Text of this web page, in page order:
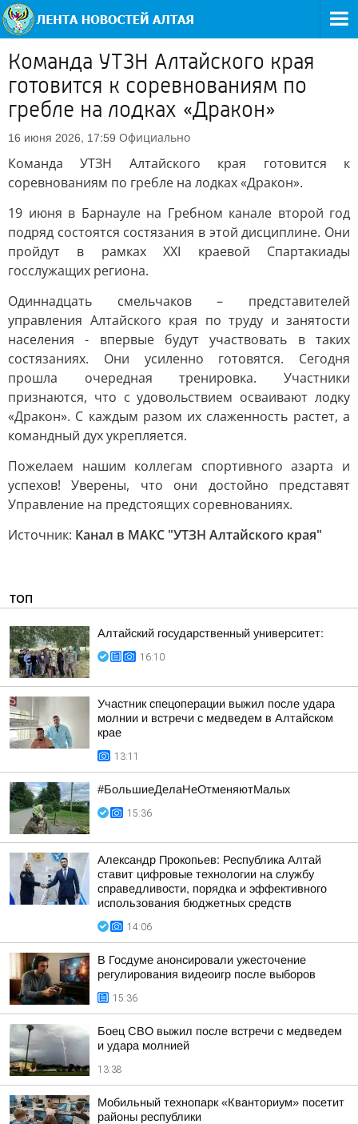
Команда УТЗН Алтайского края
готовится к соревнованиям по
гребле на лодках «Дракон»
16 июня 2026, 17:59 Официально
Команда УТЗН Алтайского края готовится к
соревнованиям по гребле на лодках «Дракон».
19 июня в Барнауле на Гребном канале второй год
подряд состоятся состязания в этой дисциплине. Они
пройдут в рамках ХХI краевой Спартакиады
госслужащих региона.
Одиннадцать смельчаков – представителей
управления Алтайского края по труду и занятости
населения - впервые будут участвовать в таких
состязаниях. Они усиленно готовятся. Сегодня
прошла очередная тренировка. Участники
признаются, что с удовольствием осваивают лодку
«Дракон». С каждым разом их слаженность растет, а
командный дух укрепляется.
Пожелаем нашим коллегам спортивного азарта и
успехов! Уверены, что они достойно представят
Управление на предстоящих соревнованиях.
Источник: Канал в МАКС "УТЗН Алтайского края"
ТОП
Алтайский государственный университет:
16:10
Участник спецоперации выжил после удара
молнии и встречи с медведем в Алтайском
крае
13:11
#БольшиеДелаНеОтменяютМалых
15:36
Александр Прокопьев: Республика Алтай
ставит цифровые технологии на службу
справедливости, порядка и эффективного
использования бюджетных средств
14:06
В Госдуме анонсировали ужесточение
регулирования видеоигр после выборов
15:36
Боец СВО выжил после встречи с медведем
и удара молнией
13:38
Мобильный технопарк «Кванториум» посетит
районы республики